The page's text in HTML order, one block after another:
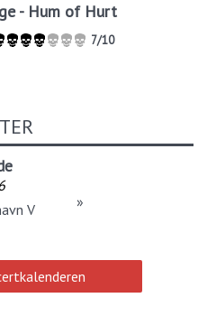
- Hum of Hurt
7/10
V
»